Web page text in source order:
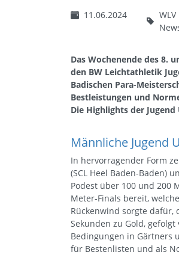
11.06.2024 WLV
Das Wochenende des 8.
den BW Leichtathletik
Badischen Para-
Bestleistungen und
Die Highlights der
Männliche Jugend
In hervorragender Form
(SCL Heel Baden-Baden)
Podest über 100 und 200
Meter-Finals bereit,
Rückenwind sorgte dafür,
Sekunden zu Gold,
Bedingungen in Gärtners
für Bestenlisten und als